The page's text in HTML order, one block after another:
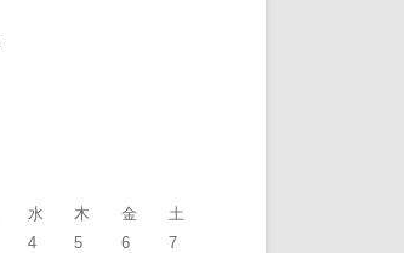
水 木 金
土
4 5 6
7